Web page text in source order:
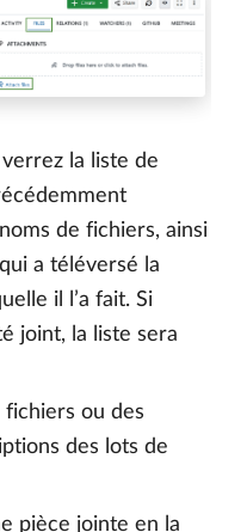
la liste de
de fichiers, ainsi
a téléversé la
il l’a fait. Si
joint, la liste sera
fichiers ou des
des lots de
pièce jointe en la